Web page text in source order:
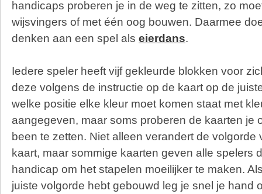
handicaps proberen je in de weg te zitten, zo
wijsvingers of met één oog bouwen. Daarmee
denken aan een spel als eierdans.
Iedere speler heeft vijf gekleurde blokken voor
deze volgens de instructie op de kaart op de
welke positie elke kleur moet komen staat met
aangegeven, maar soms proberen de kaarten je
been te zetten. Niet alleen verandert de volgorde
kaart, maar sommige kaarten geven alle spelers
handicap om het stapelen moeilijker te maken.
juiste volgorde hebt gebouwd leg je snel je hand